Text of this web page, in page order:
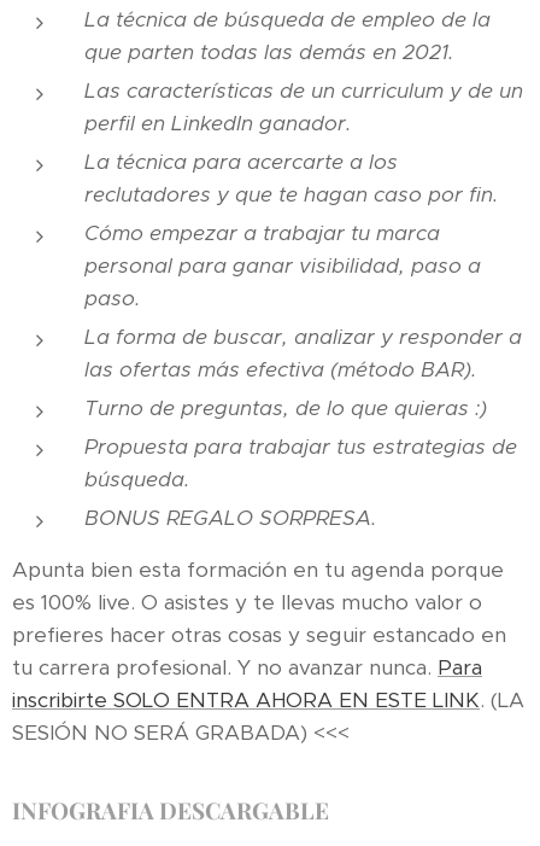
La técnica de búsqueda de empleo de la
que parten todas las demás en 2021.
Las características de un curriculum y de un
perfil en LinkedIn ganador.
La técnica para acercarte a los
reclutadores y que te hagan caso por fin.
Cómo empezar a trabajar tu marca
personal para ganar visibilidad, paso a
paso.
La forma de buscar, analizar y responder a
las ofertas más efectiva (método BAR).
Turno de preguntas, de lo que quieras :)
Propuesta para trabajar tus estrategias de
búsqueda.
BONUS REGALO SORPRESA.
Apunta bien esta formación en tu agenda porque
es 100% live. O asistes y te llevas mucho valor o
prefieres hacer otras cosas y seguir estancado en
tu carrera profesional. Y no avanzar nunca. Para
inscribirte SOLO ENTRA AHORA EN ESTE LINK. (LA
SESIÓN NO SERÁ GRABADA) <<<
INFOGRAFIA DESCARGABLE